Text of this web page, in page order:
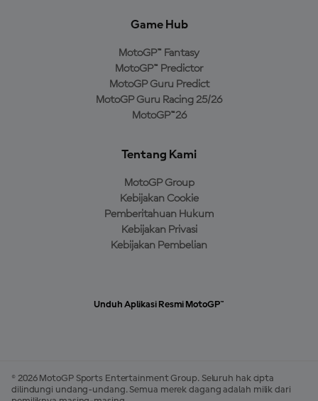
Game Hub
MotoGP™ Fantasy
MotoGP™ Predictor
MotoGP Guru Predict
MotoGP Guru Racing 25/26
MotoGP™26
Tentang Kami
MotoGP Group
Kebijakan Cookie
Pemberitahuan Hukum
Kebijakan Privasi
Kebijakan Pembelian
Unduh Aplikasi Resmi MotoGP™
© 2026 MotoGP Sports Entertainment Group. Seluruh hak cipta
dilindungi undang-undang. Semua merek dagang adalah milik dari